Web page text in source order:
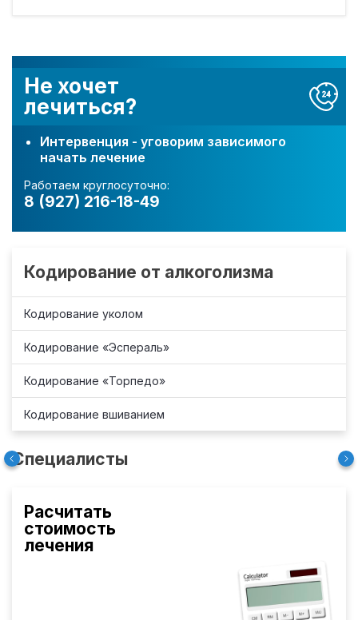
Не хочет
лечиться?
Интервенция - уговорим зависимого
начать лечение
Работаем круглосуточно:
8 (927) 216-18-49
Кодирование от алкоголизма
Кодирование уколом
Кодирование «Эспераль»
Кодирование «Торпедо»
Кодирование вшиванием
Специалисты
Расчитать
стоимость
лечения